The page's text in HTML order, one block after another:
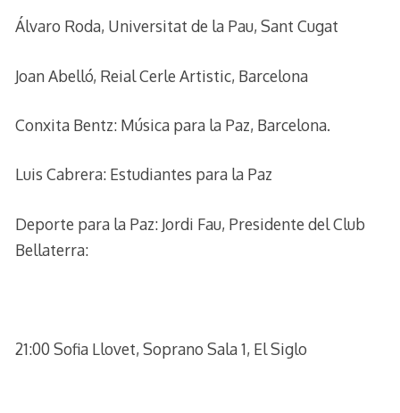
Álvaro Roda, Universitat de la Pau, Sant Cugat
Joan Abelló, Reial Cerle Artistic, Barcelona
Conxita Bentz: Música para la Paz, Barcelona.
Luis Cabrera: Estudiantes para la Paz
Deporte para la Paz: Jordi Fau, Presidente del Club
Bellaterra:
21:00 Sofia Llovet, Soprano Sala 1, El Siglo